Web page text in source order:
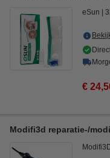
eSun
€
Modifi3d reparatie-/